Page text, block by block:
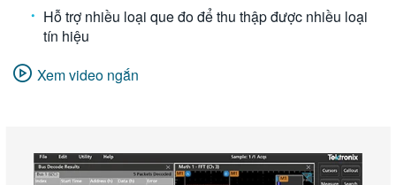
Hỗ trợ nhiều loại que đo để thu thập được nhiều loại
tín hiệu
Xem video ngắn